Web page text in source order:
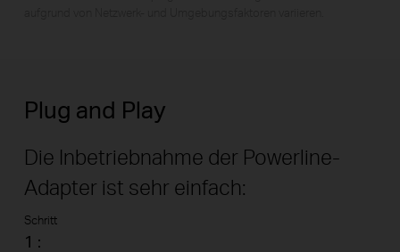
Plug and Play
Die Inbetriebnahme der Powerline-
Adapter ist sehr einfach:
Schritt
1 :